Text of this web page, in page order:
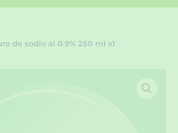
de sodio al 0.9% 250 ml x1